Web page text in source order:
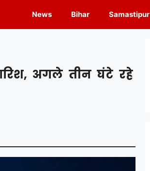
News Bihar Samastipur
अगले तीन घंटे रहे